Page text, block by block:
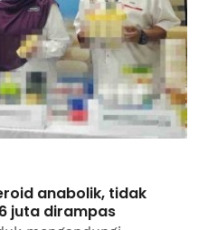
anabolik, tidak
juta dirampas